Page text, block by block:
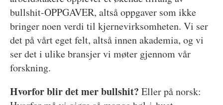
bullshit-OPPGAVER, altså oppgaver som ikke
bringer noen verdi til kjernevirksomheten. Vi ser
det på vårt eget felt, altså innen akademia, og vi
ser det i ulike bransjer vi møter gjennom vår
forskning.
Hvorfor blir det mer bullshit? Eller på norsk: